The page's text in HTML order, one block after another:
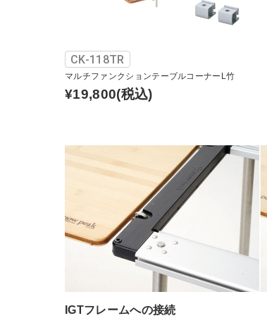
CK-118TR
マルチファンクションテーブルコーナーL竹
¥19,800(税込)
IGTフレームへの接続